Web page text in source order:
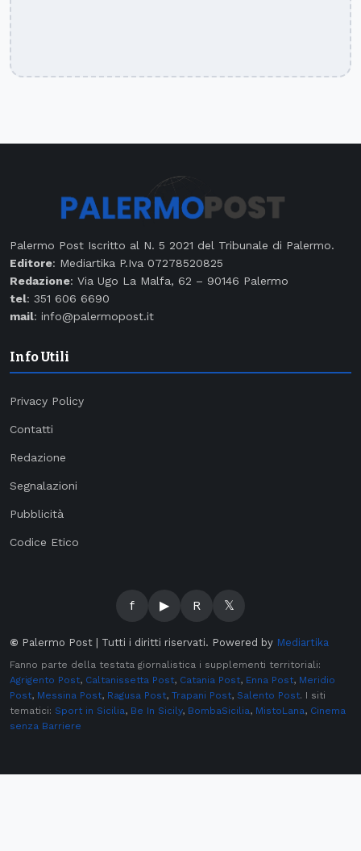
Palermo Post Iscritto al N. 5 2021 del Tribunale di Palermo.
Editore: Mediartika P.Iva 07278520825
Redazione: Via Ugo La Malfa, 62 – 90146 Palermo
tel: 351 606 6690
mail: info@palermopost.it
Info Utili
Privacy Policy
Contatti
Redazione
Segnalazioni
Pubblicità
Codice Etico
f ▶ R 𝕏
© Palermo Post | Tutti i diritti riservati. Powered by Mediartika
Fanno parte della testata giornalistica i supplementi territoriali:
Agrigento Post, Caltanissetta Post, Catania Post, Enna Post, Meridio
Post, Messina Post, Ragusa Post, Trapani Post, Salento Post. I siti
tematici: Sport in Sicilia, Be In Sicily, BombaSicilia, MistoLana, Cinema
senza Barriere